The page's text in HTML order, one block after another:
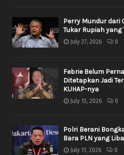
Perry Mundur dari
Tukar Rupiah yang
July 27, 2026 0
Febrie Belum
Ditetapkan Jadi
KUHAP-nya
July 13, 2026 0
Polri Berani
Bara PLN yang
July 11, 2026 0